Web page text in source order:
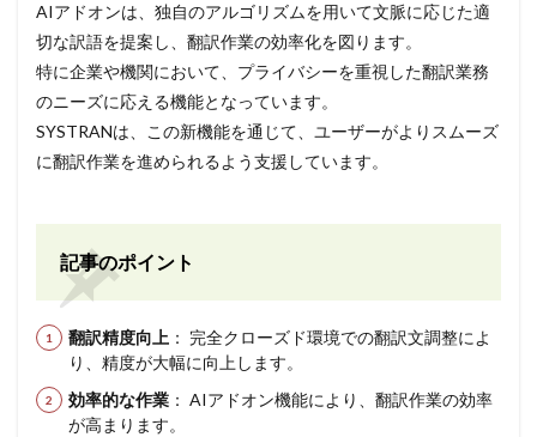
AIアドオンは、独自のアルゴリズムを用いて文脈に応じた適
切な訳語を提案し、翻訳作業の効率化を図ります。
特に企業や機関において、プライバシーを重視した翻訳業務
のニーズに応える機能となっています。
SYSTRANは、この新機能を通じて、ユーザーがよりスムーズ
に翻訳作業を進められるよう支援しています。
記事のポイント
翻訳精度向上 ： 完全クローズド環境での翻訳文調整によ
り、精度が大幅に向上します。
効率的な作業 ： AIアドオン機能により、翻訳作業の効率
が高まります。